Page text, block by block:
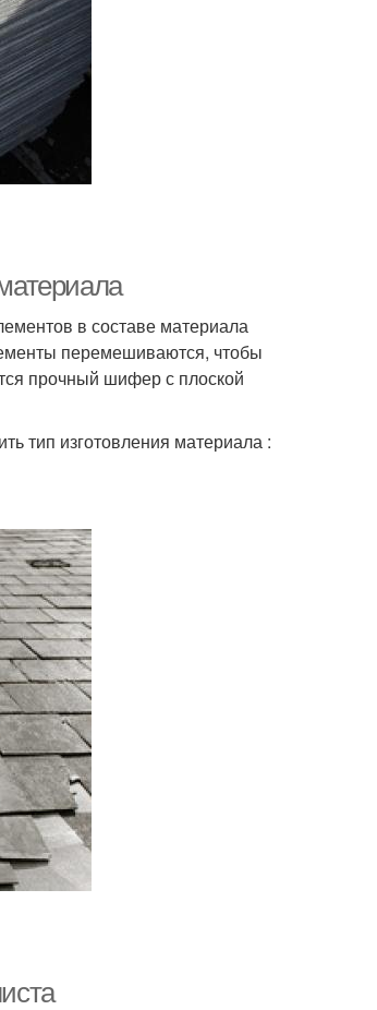
в составе материала
перемешиваются, чтобы
прочный шифер с плоской
тип изготовления материала :